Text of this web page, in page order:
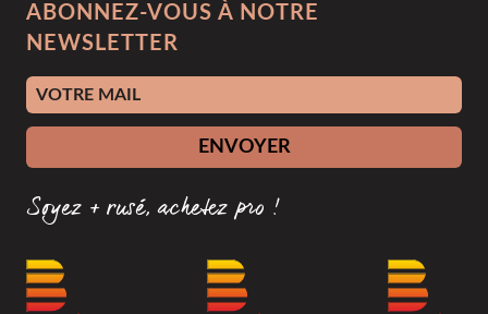
ABONNEZ-VOUS À NOTRE
NEWSLETTER
Adresse e-mail
ENVOYER
Soyez + rusé, achetez pro !